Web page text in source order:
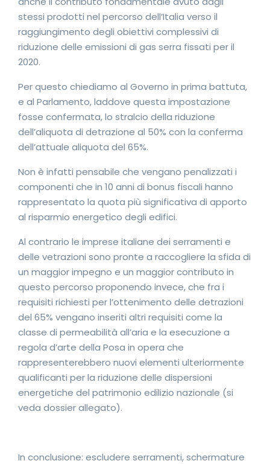
stessi prodotti nel percorso dell’Italia verso il
raggiungimento degli obiettivi complessivi di
riduzione delle emissioni di gas serra fissati per il
2020.
Per questo chiediamo al Governo in prima battuta,
e al Parlamento, laddove questa impostazione
fosse confermata, lo stralcio della riduzione
dell’aliquota di detrazione al 50% con la conferma
dell’attuale aliquota del 65%.
Non è infatti pensabile che vengano penalizzati i
componenti che in 10 anni di bonus fiscali hanno
rappresentato la quota più significativa di apporto
al risparmio energetico degli edifici.
Al contrario le imprese italiane dei serramenti e
delle vetrazioni sono pronte a raccogliere la sfida di
un maggior impegno e un maggior contributo in
questo percorso proponendo invece, che fra i
requisiti richiesti per l’ottenimento delle detrazioni
del 65% vengano inseriti altri requisiti come la
classe di permeabilità all’aria e la esecuzione a
regola d’arte della Posa in opera che
rappresenterebbero nuovi elementi ulteriormente
qualificanti per la riduzione delle dispersioni
energetiche del patrimonio edilizio nazionale (si
veda dossier allegato).
In conclusione: escludere serramenti, schermature